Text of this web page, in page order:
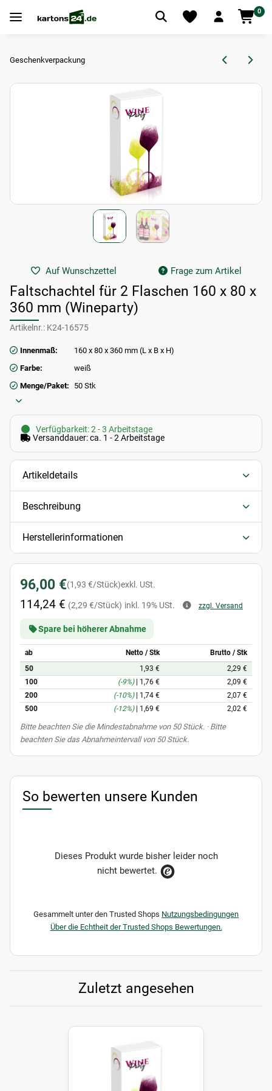
0
Geschenkverpackung
Auf Wunschzettel Frage zum Artikel
Faltschachtel für 2 Flaschen 160 x 80 x
360 mm (Wineparty)
Artikelnr.: K24-16575
Innenmaß:
160 x 80 x 360 mm (L x B x H)
Farbe:
weiß
Menge/Paket:
50 Stk
Verfügbarkeit: 2 - 3 Arbeitstage
Versanddauer: ca. 1 - 2 Arbeitstage
Artikeldetails
Beschreibung
Herstellerinformationen
96,00 €(1,93 €/Stück)exkl. USt.
114,24 € (2,29 €/Stück) inkl. 19% USt. zzgl. Versand
Spare bei höherer Abnahme
ab Netto / Stk
Brutto / Stk
50
1,93 €
2,29 €
100
(-9%) 1,76 €
2,09 €
200
(-10%) 1,74 €
2,07 €
500
(-12%) 1,69 € 2,02 €
xBitte beachten Sie die Mindestabnahme von 50 Stück. · Bitte
beachten Sie das Abnahmeintervall von 50 Stück.
So bewerten unsere Kunden
Dieses Produkt wurde bisher leider noch
nicht bewertet.
Gesammelt unter den Trusted Shops Nutzungsbedingungen
Über die Echtheit der Trusted Shops Bewertungen.
Zuletzt angesehen